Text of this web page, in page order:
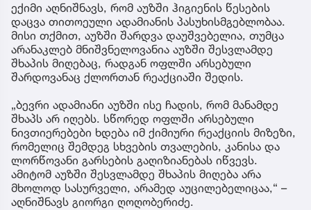
ექიმი აღნიშნავს, რომ აუზში ჰიგიენის წესების
დაცვა თითოეული ადამიანის პასუხისმგებლობაა.
მისი თქმით, აუზში შარდვა დაუშვებელია, თუმცა
არანაკლებ მნიშვნელოვანია აუზში შესვლამდე
შხაპის მიღებაც, რადგან ოფლში არსებული
შარდოვანაც ქლორთან რეაქციაში შედის.
„ბევრი ადამიანი აუზში ისე ჩადის, რომ მანამდე
შხაპს არ იღებს. სწორედ ოფლში არსებული
ნივთიერებები ხდება იმ ქიმიური რეაქციის მიზეზი,
რომელიც შემდეგ სხვების თვალების, კანისა და
ლორწოვანი გარსების გაღიზიანებას იწვევს.
ამიტომ აუზში შესვლამდე შხაპის მიღება არა
მხოლოდ სასურველი, არამედ აუცილებელიცაა,“ –
აღნიშნავს გიორგი ღოღობერიძე.